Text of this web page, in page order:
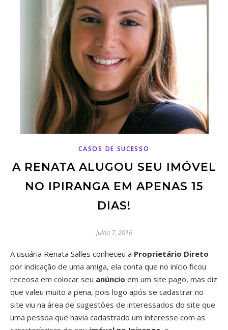
CASOS DE SUCESSO
A RENATA ALUGOU SEU IMÓVEL
NO IPIRANGA EM APENAS 15
DIAS!
julho 7, 2016
A usuária Renata Salles conheceu a Proprietário Direto
por indicação de uma amiga, ela conta que no início ficou
receosa em colocar seu anúncio em um site pago, mas diz
que valeu muito a pena, pois logo após se cadastrar no
site viu na área de sugestões de interessados do site que
uma pessoa que havia cadastrado um interesse com as